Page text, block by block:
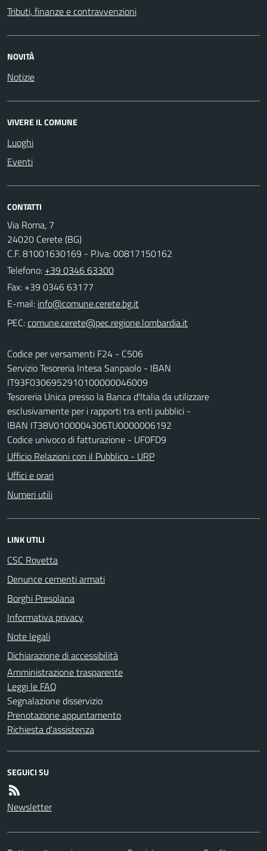
Tributi, finanze e contravvenzioni
NOVITÀ
Notizie
VIVERE IL COMUNE
Luoghi
Eventi
CONTATTI
Via Roma, 7
24020 Cerete (BG)
C.F. 81001630169 - P.Iva: 00817150162
Telefono: +39 0346 63300
Fax: +39 0346 63177
E-mail:
PEC:
Codice per versamenti F24 - C506
Servizio Tesoreria Intesa Sanpaolo - IBAN
IT93F0306952910100000046009
Tesoreria Unica presso la Banca d'Italia da utilizzare
esclusivamente per i rapporti tra enti pubblici -
IBAN IT38V0100004306TU0000006192
Codice univoco di fatturazione - UF0FD9
Ufficio Relazioni con il Pubblico - URP
Uffici e orari
Numeri utili
LINK UTILI
CSC Rovetta
Denunce cementi armati
Borghi Presolana
Informativa privacy
Note legali
Dichiarazione di accessibilità
Amministrazione trasparente
Leggi le FAQ
Segnalazione disservizio
Prenotazione appuntamento
Richiesta d'assistenza
SEGUICI SU
Newsletter